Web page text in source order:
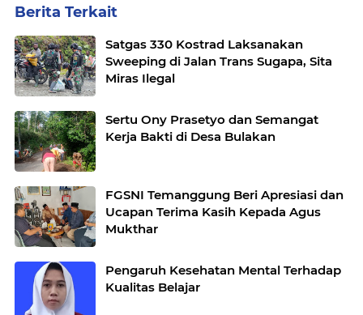
Berita Terkait
Satgas 330 Kostrad Laksanakan
Sweeping di Jalan Trans Sugapa, Sita
Miras Ilegal
Sertu Ony Prasetyo dan Semangat
Kerja Bakti di Desa Bulakan
FGSNI Temanggung Beri Apresiasi dan
Ucapan Terima Kasih Kepada Agus
Mukthar
Pengaruh Kesehatan Mental Terhadap
Kualitas Belajar